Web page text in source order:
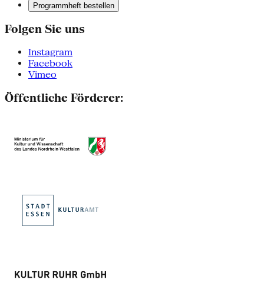
Programmheft bestellen
Folgen Sie uns
Instagram
Facebook
Vimeo
Öffentliche Förderer: